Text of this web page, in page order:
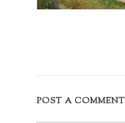
POST A COMMENT